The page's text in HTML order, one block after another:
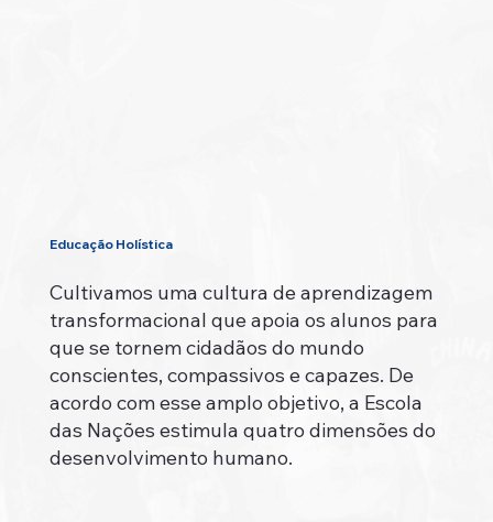
Educação Holística
Cultivamos uma cultura de aprendizagem
transformacional que apoia os alunos para
que se tornem cidadãos do mundo
conscientes, compassivos e capazes. De
acordo com esse amplo objetivo, a Escola
das Nações estimula quatro dimensões do
desenvolvimento humano.